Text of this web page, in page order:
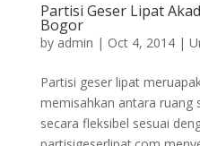
Partisi Geser Lipat
Bogor
by admin | Oct 4, 2014|
Partisi geser lipat
memisahkan antara ruang
secara fleksibel sesuai